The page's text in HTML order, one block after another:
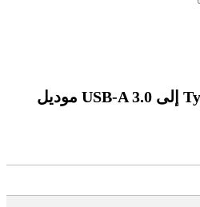
إلى USB‑A 3.0 موديل